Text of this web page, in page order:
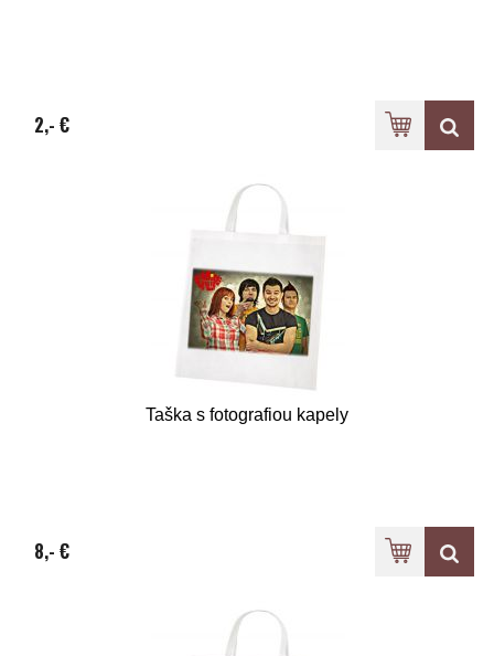
2,- €
Taška s fotografiou kapely
8,- €